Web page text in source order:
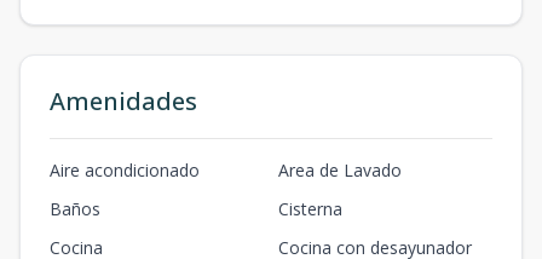
Amenidades
Aire acondicionado
Area de Lavado
Baños
Cisterna
Cocina
Cocina con desayunador